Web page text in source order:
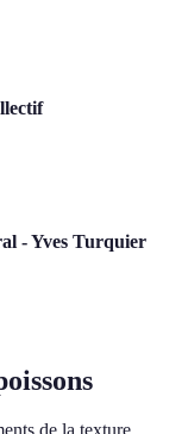
- Yves Turquier